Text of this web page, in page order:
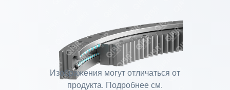
Изображения могут отличаться от
продукта. Подробнее см.